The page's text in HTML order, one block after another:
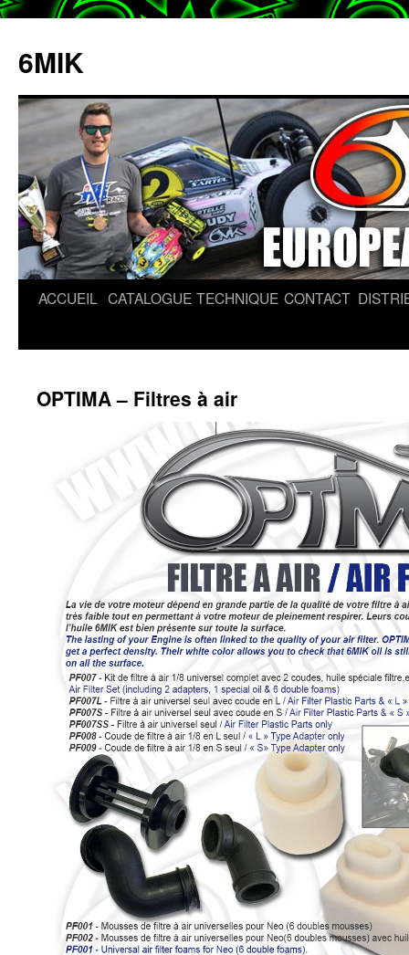
6MIK
Aller
ACCUEIL CATALOGUE TECHNIQUE CONTACT
OPTIMA – Filtres à air